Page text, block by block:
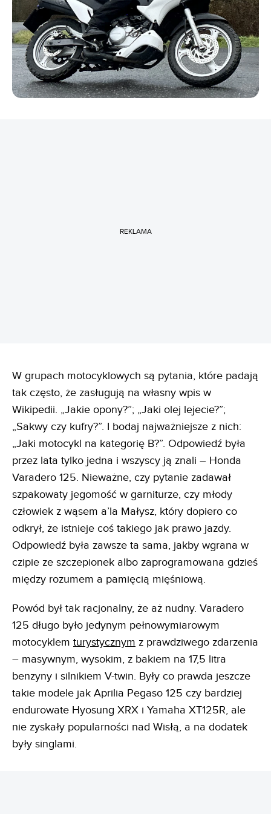
REKLAMA
W grupach motocyklowych są pytania, które padają
tak często, że zasługują na własny wpis w
Wikipedii. „Jakie opony?”; „Jaki olej lejecie?”;
„Sakwy czy kufry?”. I bodaj najważniejsze z nich:
„Jaki motocykl na kategorię B?”. Odpowiedź była
przez lata tylko jedna i wszyscy ją znali – Honda
Varadero 125. Nieważne, czy pytanie zadawał
szpakowaty jegomość w garniturze, czy młody
człowiek z wąsem a’la Małysz, który dopiero co
odkrył, że istnieje coś takiego jak prawo jazdy.
Odpowiedź była zawsze ta sama, jakby wgrana w
czipie ze szczepionek albo zaprogramowana gdzieś
między rozumem a pamięcią mięśniową.
Powód był tak racjonalny, że aż nudny. Varadero
125 długo było jedynym pełnowymiarowym
motocyklem turystycznym z prawdziwego zdarzenia
– masywnym, wysokim, z bakiem na 17,5 litra
benzyny i silnikiem V-twin. Były co prawda jeszcze
takie modele jak Aprilia Pegaso 125 czy bardziej
endurowate Hyosung XRX i Yamaha XT125R, ale
nie zyskały popularności nad Wisłą, a na dodatek
były singlami.